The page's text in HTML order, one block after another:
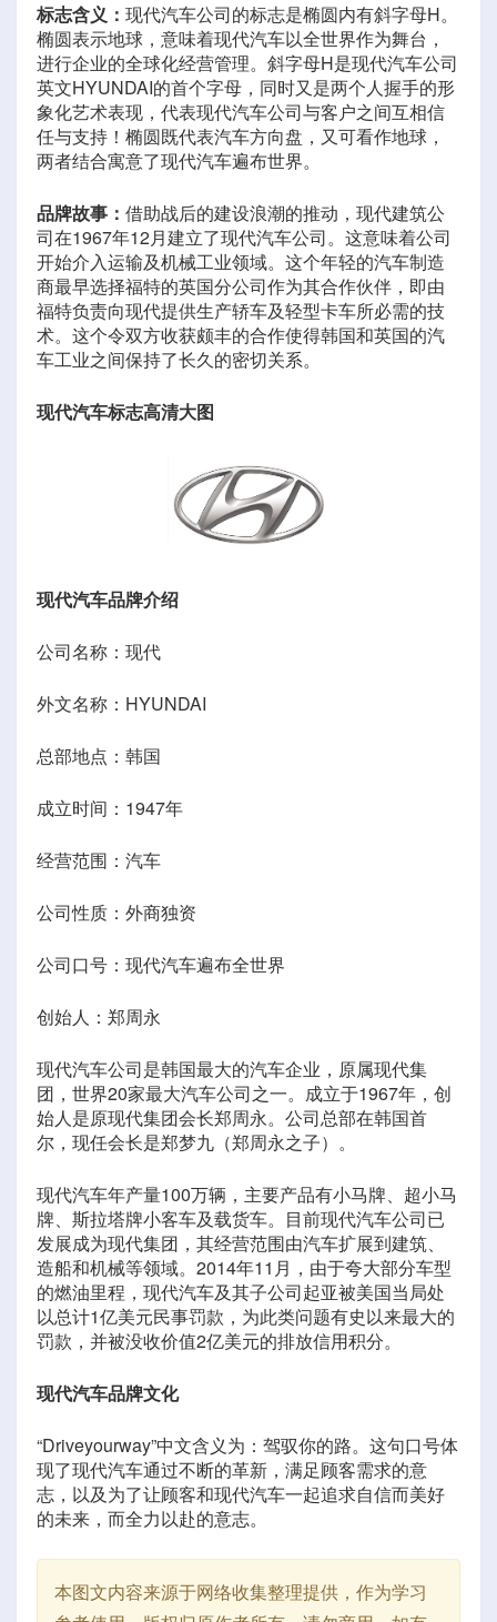
标志含义： 现代汽车公司的标志是椭圆内有斜字母H。
椭圆表示地球，意味着现代汽车以全世界作为舞台，
进行企业的全球化经营管理。斜字母H是现代汽车公司
英文HYUNDAI的首个字母，同时又是两个人握手的形
象化艺术表现，代表现代汽车公司与客户之间互相信
任与支持！椭圆既代表汽车方向盘，又可看作地球，
两者结合寓意了现代汽车遍布世界。
品牌故事： 借助战后的建设浪潮的推动，现代建筑公
司在1967年12月建立了现代汽车公司。这意味着公司
开始介入运输及机械工业领域。这个年轻的汽车制造
商最早选择福特的英国分公司作为其合作伙伴，即由
福特负责向现代提供生产轿车及轻型卡车所必需的技
术。这个令双方收获颇丰的合作使得韩国和英国的汽
车工业之间保持了长久的密切关系。
现代汽车标志高清大图
现代汽车品牌介绍
公司名称：现代
外文名称：HYUNDAI
总部地点：韩国
成立时间：1947年
经营范围：汽车
公司性质：外商独资
公司口号：现代汽车遍布全世界
创始人：郑周永
现代汽车公司是韩国最大的汽车企业，原属现代集
团，世界20家最大汽车公司之一。成立于1967年，创
始人是原现代集团会长郑周永。公司总部在韩国首
尔，现任会长是郑梦九（郑周永之子）。
现代汽车年产量100万辆，主要产品有小马牌、超小马
牌、斯拉塔牌小客车及载货车。目前现代汽车公司已
发展成为现代集团，其经营范围由汽车扩展到建筑、
造船和机械等领域。2014年11月，由于夸大部分车型
的燃油里程，现代汽车及其子公司起亚被美国当局处
以总计1亿美元民事罚款，为此类问题有史以来最大的
罚款，并被没收价值2亿美元的排放信用积分。
现代汽车品牌文化
“Driveyourway”中文含义为：驾驭你的路。这句口号体
现了现代汽车通过不断的革新，满足顾客需求的意
志，以及为了让顾客和现代汽车一起追求自信而美好
的未来，而全力以赴的意志。
本图文内容来源于网络收集整理提供，作为学习